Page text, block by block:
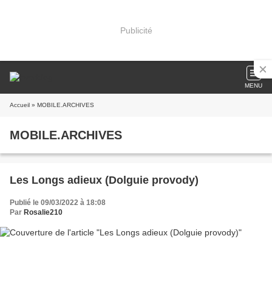
Publicité
MENU
Accueil » MOBILE.ARCHIVES
MOBILE.ARCHIVES
Les Longs adieux (Dolguie provody)
Publié le 09/03/2022 à 18:08
Par Rosalie210